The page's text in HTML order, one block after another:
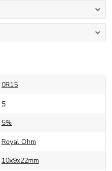
0R15
5
5%
Royal Ohm
10x9x22mm